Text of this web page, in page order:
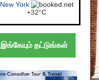
London
+21°C
இங்கேயும் தட்டுங்கள்